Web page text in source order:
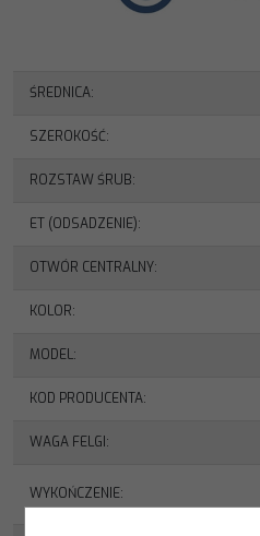
ŚREDNICA:
SZEROKOŚĆ:
ROZSTAW ŚRUB:
ET (ODSADZENIE):
OTWÓR CENTRALNY:
KOLOR:
MODEL:
KOD PRODUCENTA:
WAGA FELGI :
WYKOŃCZENIE: